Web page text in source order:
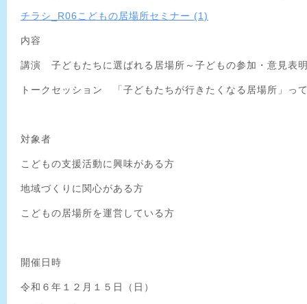
チラシ_R06こどもの居場所セミナー (1)
内容
講演 子どもたちに選ばれる居場所～子どもの参加・意見表
トークセッション 「子どもたちが行きたくなる居場所」っ
対象者
こどもの支援活動に興味がある方
地域づくりに関心がある方
こどもの居場所を運営している方
開催日時
令和６年１２月１５日（日）